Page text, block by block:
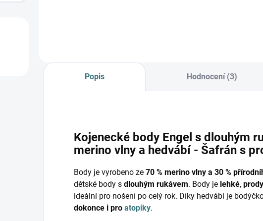
hedvábí.
NeobsahujePopis Hodnocení (3)
Kojenecké body Engel s dlouhým
merino vlny a hedvábí - Šafrán s
Body je vyrobeno ze 70 % merino vlny a 30 %
dětské body s dlouhým rukávem. Body je lehké,
ideální pro nošení po celý rok. Díky hedvábí je
dokonce i pro atopiky.